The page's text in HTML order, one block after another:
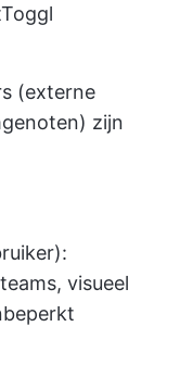
Toggl
(externe
zijn
visueel